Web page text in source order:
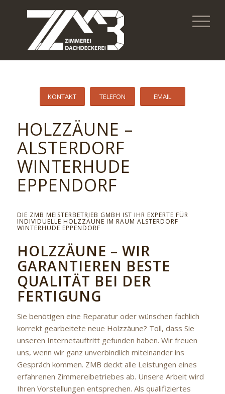
KONTAKT TELEFON EMAIL
HOLZZÄUNE –
ALSTERDORF
WINTERHUDE
EPPENDORF
DIE ZMB MEISTERBETRIEB GMBH IST IHR EXPERTE FÜR
INDIVIDUELLE HOLZZÄUNE IM RAUM ALSTERDORF
WINTERHUDE EPPENDORF
HOLZZÄUNE – WIR
GARANTIEREN BESTE
QUALITÄT BEI DER
FERTIGUNG
Sie benötigen eine Reparatur oder wünschen fachlich
korrekt gearbeitete neue Holzzäune? Toll, dass Sie
unseren Internetauftritt gefunden haben. Wir freuen
uns, wenn wir ganz unverbindlich miteinander ins
Gespräch kommen. ZMB deckt alle Leistungen eines
erfahrenen Zimmereibetriebes ab. Unsere Arbeit wird
Ihren Vorstellungen entsprechen. Als qualifiziertes